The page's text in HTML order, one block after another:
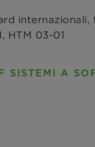
internazionali,
HTM 03-01
SISTEMI A